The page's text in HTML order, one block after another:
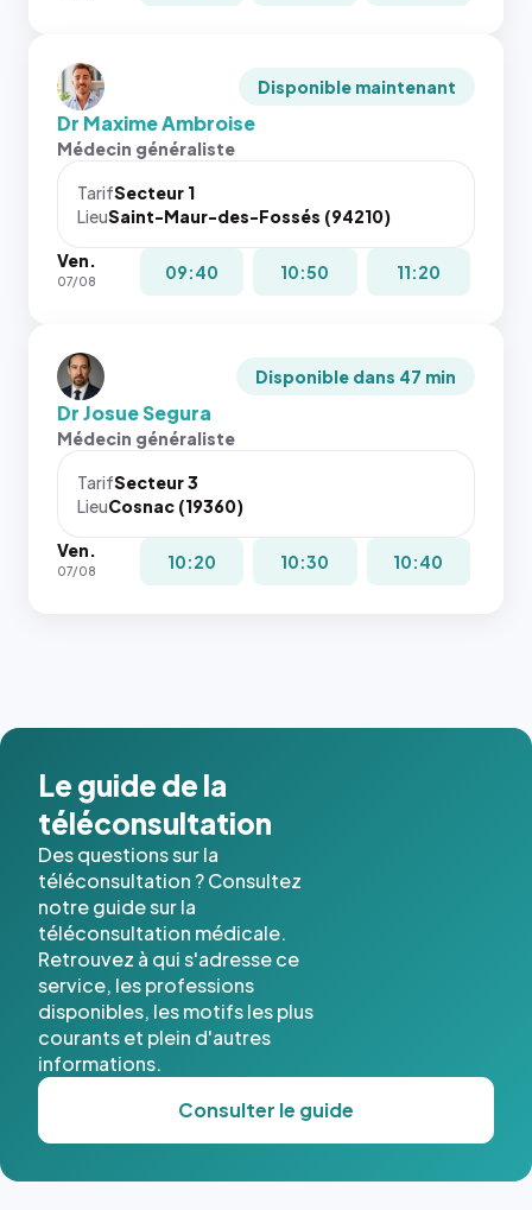
Disponible maintenant
Dr Maxime Ambroise
Médecin généraliste
TarifSecteur 1
LieuSaint-Maur-des-Fossés (94210)
Ven.
07/08 09:40 10:50 11:20
Disponible dans 47 min
Dr Josue Segura
Médecin généraliste
TarifSecteur 3
LieuCosnac (19360)
Ven.
07/08 10:20 10:30 10:40
Le guide de la
téléconsultation
Des questions sur la
téléconsultation ? Consultez
notre guide sur la
téléconsultation médicale.
Retrouvez à qui s'adresse ce
service, les professions
disponibles, les motifs les plus
courants et plein d'autres
informations.
Consulter le guide